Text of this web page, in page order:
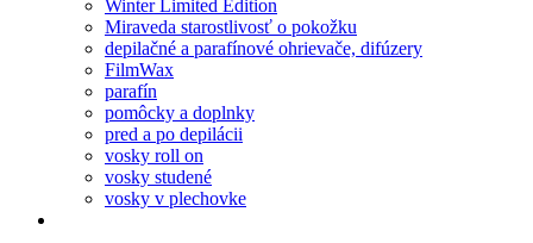
Winter Limited Edition
Miraveda starostlivosť o pokožku
depilačné a parafínové ohrievače, difúzery
FilmWax
parafín
pomôcky a doplnky
pred a po depilácii
vosky roll on
vosky studené
vosky v plechovke